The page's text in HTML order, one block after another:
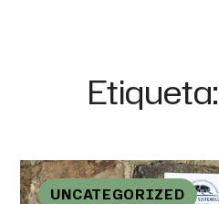
Etiqueta:
UNCATEGORIZED